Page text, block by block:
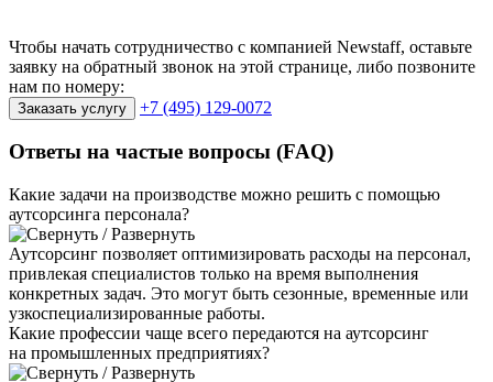
Чтобы начать сотрудничество с компанией Newstaff, оставьте
заявку на обратный звонок на этой странице, либо позвоните
нам по номеру:
Заказать услугу +7 (495) 129-0072
Ответы на частые вопросы (FAQ)
Какие задачи на производстве можно решить с помощью
аутсорсинга персонала?
Аутсорсинг позволяет оптимизировать расходы на персонал,
привлекая специалистов только на время выполнения
конкретных задач. Это могут быть сезонные, временные или
узкоспециализированные работы.
Какие профессии чаще всего передаются на аутсорсинг
на промышленных предприятиях?